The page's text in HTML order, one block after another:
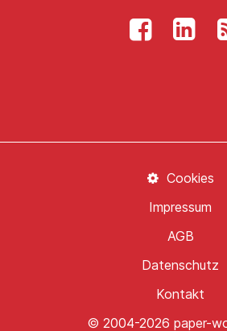
© 2004-2026 paper-
Kontakt
Datenschutz
AGB
Impressum
Cookies